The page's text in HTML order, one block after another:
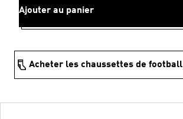
Ajouter au panier
Acheter les chaussettes de football